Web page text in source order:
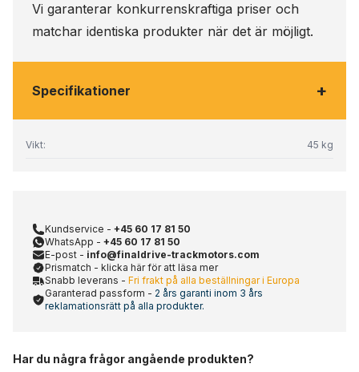
Vi garanterar konkurrenskraftiga priser och
matchar identiska produkter när det är möjligt.
Specifikationer +
Vikt: 45 kg
Kundservice - +45 60 17 81 50
WhatsApp - +45 60 17 81 50
E-post - info@finaldrive-trackmotors.com
Prismatch - klicka här för att läsa mer
Snabb leverans - Fri frakt på alla beställningar i Europa
Garanterad passform - 2 års garanti inom 3 års
reklamationsrätt på alla produkter.
Har du några frågor angående produkten?